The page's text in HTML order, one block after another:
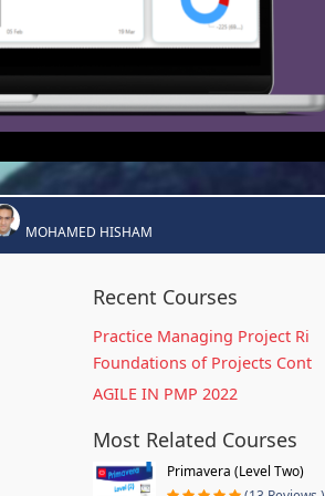
MOHAMED HISHAM
Recent Courses
Practice Managing Project Ri
Foundations of Projects Cont
AGILE IN PMP 2022
Most Related Courses
Primavera (Level Two)